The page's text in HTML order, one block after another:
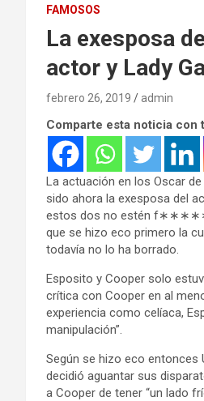
FAMOSOS
La exesposa
actor y Lady
febrero 26, 2019 admin
Comparte esta noticia con
La actuación en los Oscar
sido ahora la exesposa del
estos dos no estén
que se hizo eco primero la
todavía no lo ha borrado.
Esposito y Cooper solo
crítica con Cooper en al
experiencia como celíaca,
manipulación”.
Según se hizo eco entonces
decidió aguantar sus
a Cooper de tener “un lado